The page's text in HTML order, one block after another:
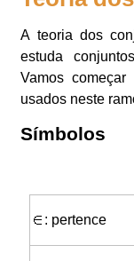
A teoria dos
estuda
Vamos
usados neste
Símbolos
: pertence